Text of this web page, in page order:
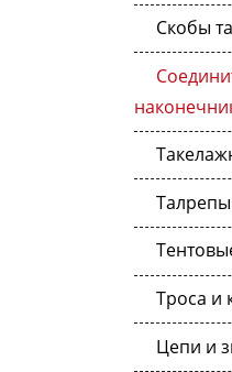
Скобы
Талрепы
Троса и
Цепи и